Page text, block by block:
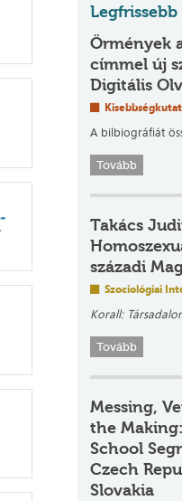
Örmények
címmel új
Digitális
A bilbiográfiát
Tovább
Takács
századi
Szociológiai
Korall:
Tovább
Messing,
the
School
Czech
Slovakia